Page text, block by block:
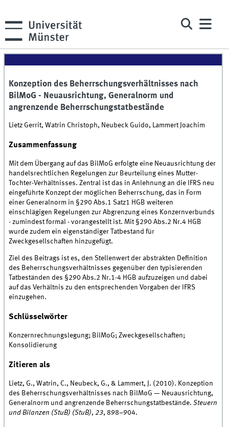
Konzeption des Beherrschungsverhältnisses nach
BilMoG - Neuausrichtung, Generalnorm und
angrenzende Beherrschungstatbestände
Lietz Gerrit, Watrin Christoph, Neubeck Guido, Lammert Joachim
Zusammenfassung
Mit dem Übergang auf das BilMoG erfolgte eine Neuausrichtung der
handelsrechtlichen Regelungen zur Beurteilung eines Mutter-
Tochter-Verhältnisses. Zentral ist das in Anlehnung an die IFRS neu
eingeführte Konzept der möglichen Beherrschung, das in Form
einer Generalnorm in §290 Abs.1 Satz1 HGB weiteren
einschlägigen Regelungen zur Abgrenzung eines Konzernverbunds
- zumindest formal - vorangestellt ist. Mit §290 Abs.2 Nr.4 HGB
wurde zudem ein eigenständiger Tatbestand für
Zweckgesellschaften hinzugefügt.
Ziel des Beitrags ist es, den Stellenwert der abstrakten Definition
des Beherrschungsverhältnisses gegenüber den typisierenden
Tatbeständen des §290 Abs.2 Nr.1-4 HGB aufzuzeigen und dabei
auf das Verhältnis zu den entsprechenden Vorgaben der IFRS
einzugehen.
Schlüsselwörter
Konzernrechnungslegung; BilMoG; Zweckgesellschaften;
Konsolidierung
Zitieren als
Lietz, G., Watrin, C., Neubeck, G., & Lammert, J. (2010). Konzeption
des Beherrschungsverhältnisses nach BilMoG — Neuausrichtung,
Generalnorm und angrenzende Beherrschungstatbestände.Steuern
und Bilanzen (StuB) (StuB),23, 898–904.